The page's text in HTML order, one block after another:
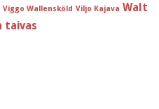
Viggo Wallensköld Viljo Kajava Walt
taivas